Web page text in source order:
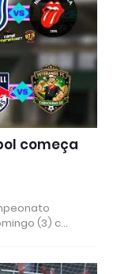
começa
(3) c…